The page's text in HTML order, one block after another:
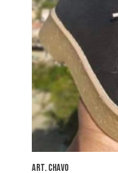
art. chavo